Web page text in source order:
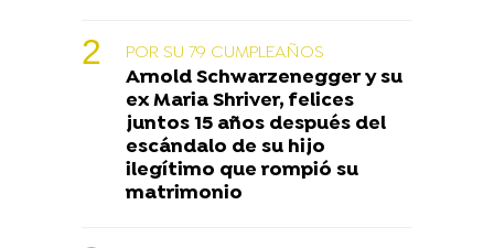
POR SU 79 CUMPLEAÑOS
Arnold Schwarzenegger y su
ex Maria Shriver, felices
juntos 15 años después del
escándalo de su hijo
ilegítimo que rompió su
matrimonio